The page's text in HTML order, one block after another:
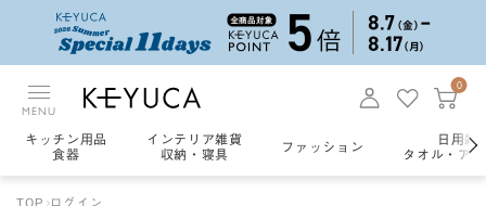
MENU
0
キッチン用品
食器
インテリア雑貨
収納・寝具
ファッション
日用雑
タオル・ア
TOP ログイン